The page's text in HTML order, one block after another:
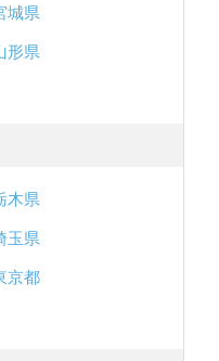
城県
形県
木県
玉県
京都